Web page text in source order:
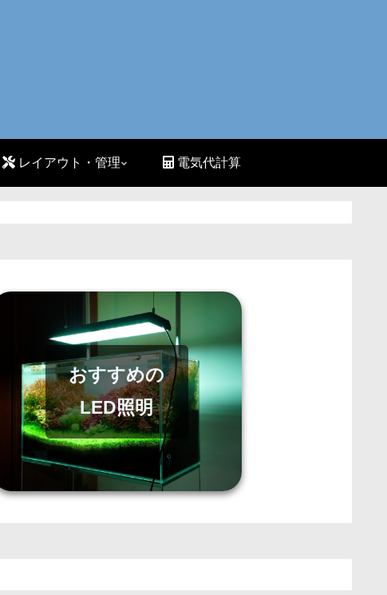
レイアウト・管理 電気代計算
おすすめの
LED照明